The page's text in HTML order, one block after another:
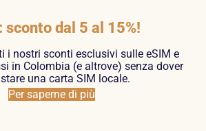
sconto dal 5 al 15%!
i nostri sconti esclusivi sulle eSIM e
in Colombia (e altrove) senza dover
una carta SIM locale.
Per saperne di più